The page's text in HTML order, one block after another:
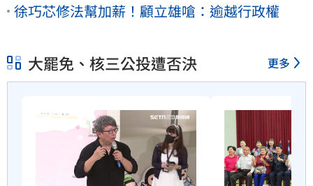
徐巧芯修法幫加薪！顧立雄嗆：逾越行政權
大罷免、核三公投遭否決 更多